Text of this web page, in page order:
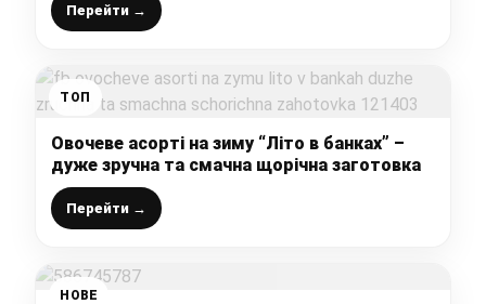
Перейти →
ТОП
Овочеве асорті на зиму “Літо в банках” –
дуже зручна та смачна щорічна заготовка
Перейти →
НОВЕ